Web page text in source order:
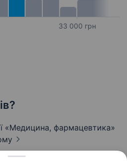
33 000 грн
«Медицина, фармацевтика»